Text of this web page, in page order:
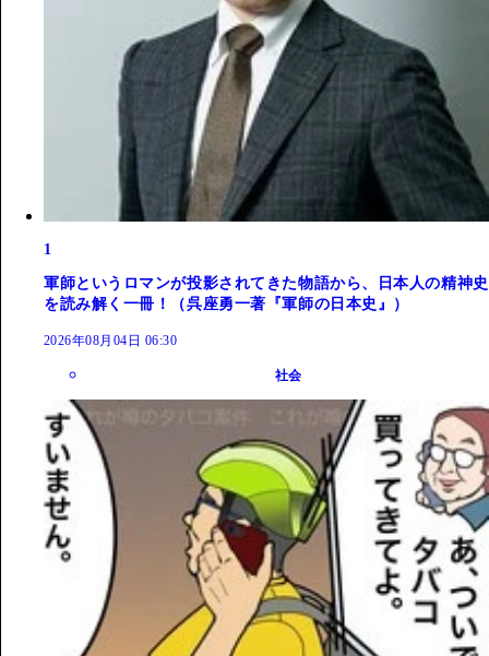
1
軍師というロマンが投影されてきた物語から、日本人の精神史
を読み解く一冊！（呉座勇一著『軍師の日本史』）
2026年08月04日 06:30
社会